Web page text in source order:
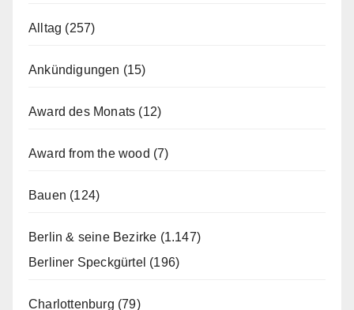
Alltag (257)
Ankündigungen (15)
Award des Monats (12)
Award from the wood (7)
Bauen (124)
Berlin & seine Bezirke (1.147)
Berliner Speckgürtel (196)
Charlottenburg (79)